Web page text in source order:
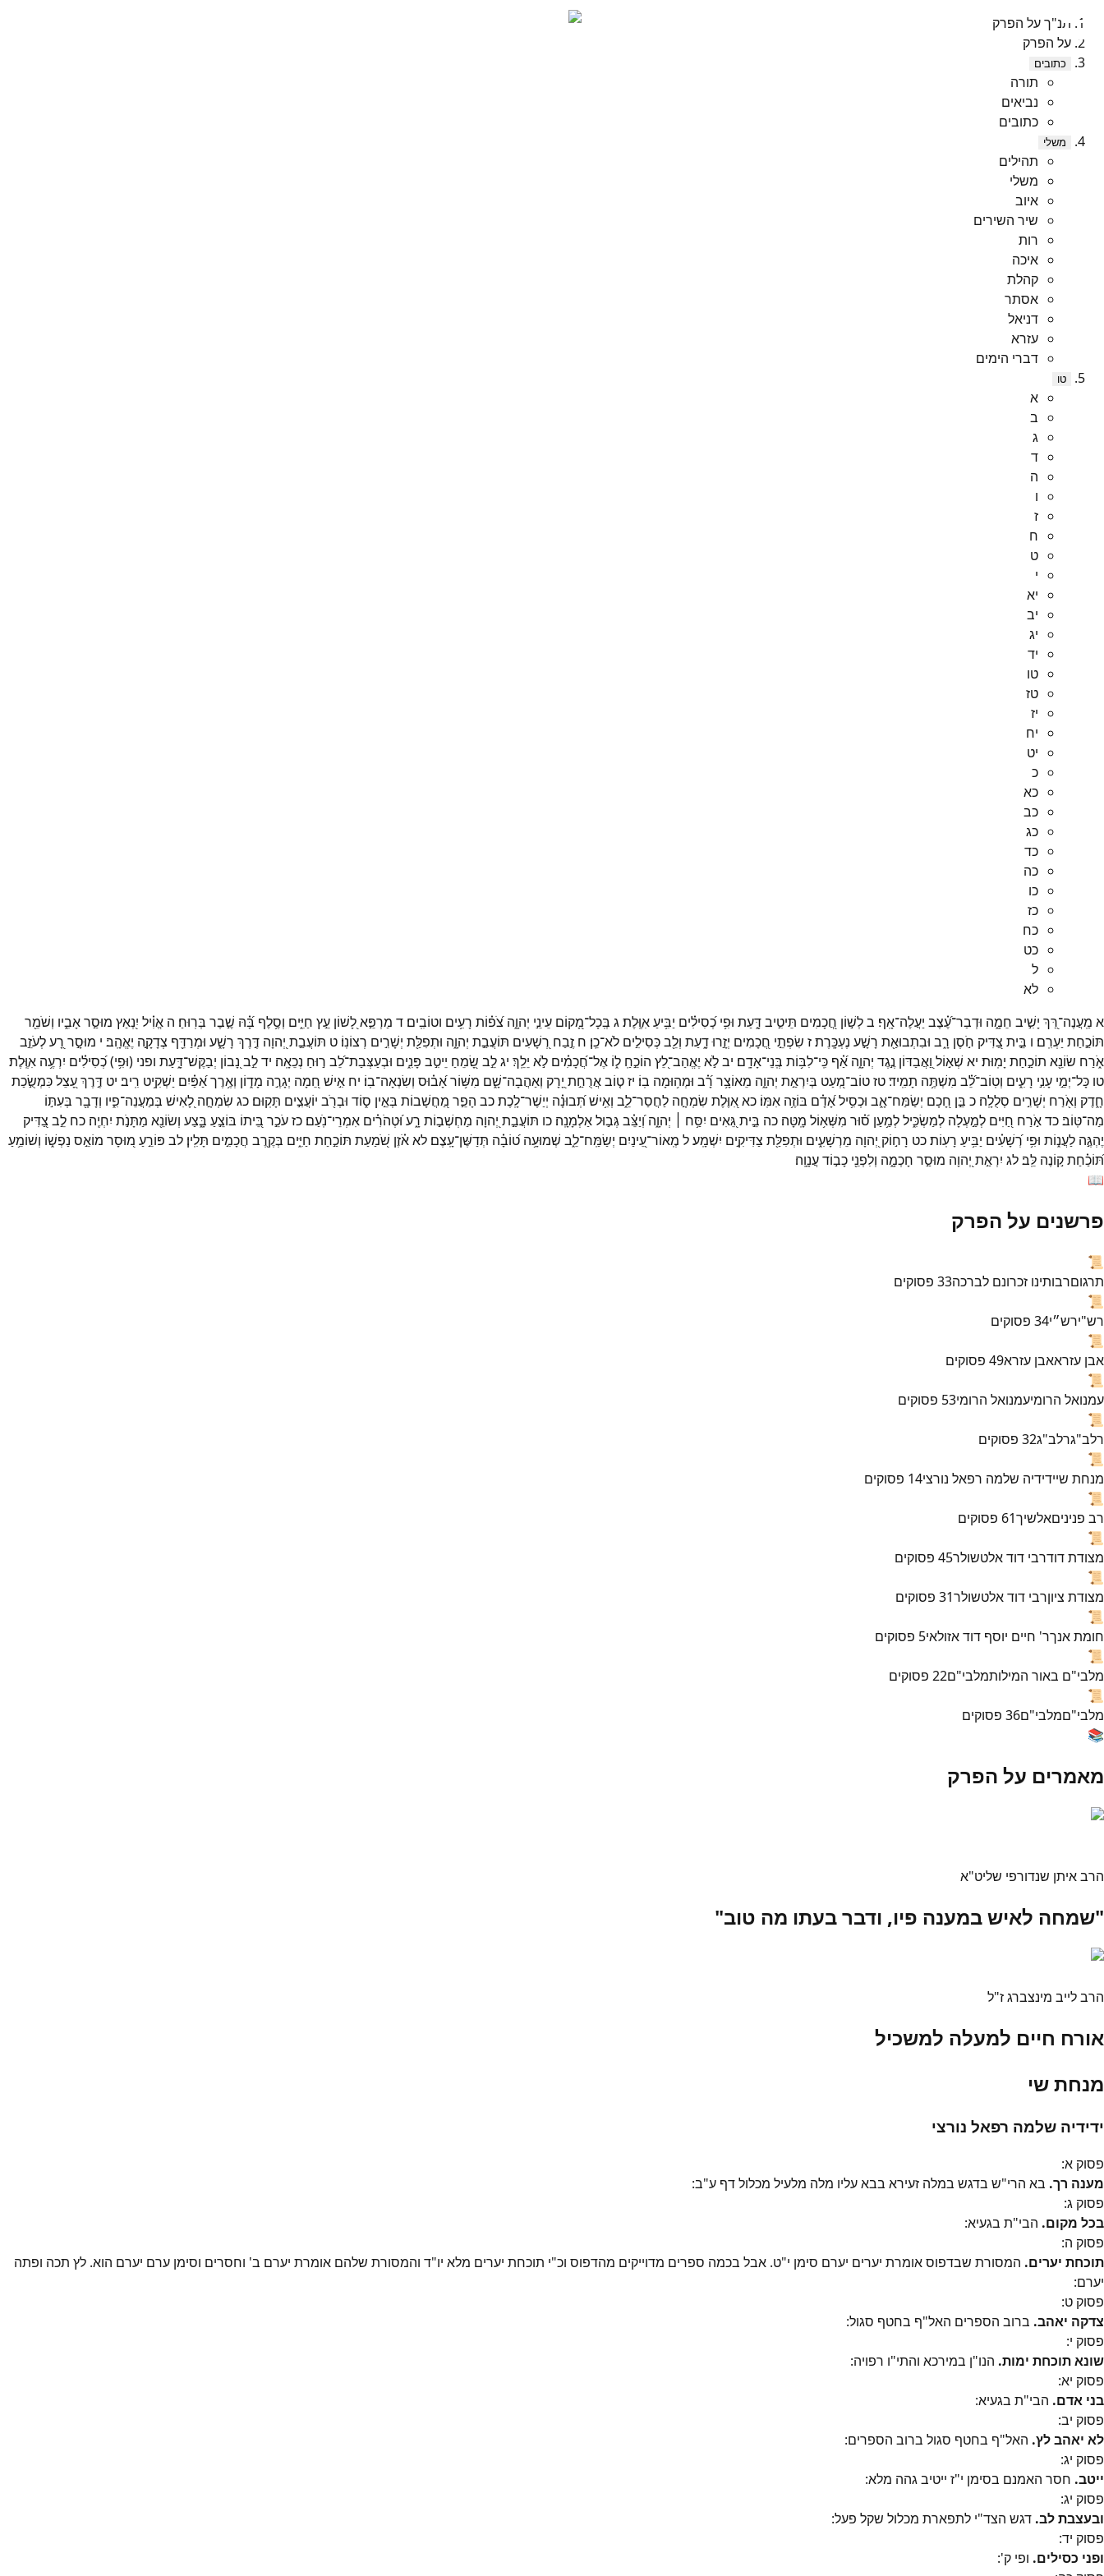
תנ"ך על הפרק
על הפרק
כתובים
תורה
נביאים
כתובים
משלי
תהילים
משלי
איוב
שיר השירים
רות
איכה
קהלת
אסתר
דניאל
עזרא
דברי הימים
טו
א
ב
ג
ד
ה
ו
ז
ח
ט
י
יא
יב
יג
יד
טו
טז
יז
יח
יט
כ
כא
כב
כג
כד
כה
כו
כז
כח
כט
ל
לא
א מַֽעֲנֶה־רַּ֭ךְ יָשִׁ֣יב חֵמָ֑ה וּדְבַר־עֶ֝֗צֶב יַעֲלֶה־אָֽף׃ בלְשׁ֣וֹן חֲ֭כָמִים תֵּיטִ֣יבדָּ֑עַת וּפִ֥י כְ֝סִילִ֗ים יַבִּ֥יעַאִוֶּֽלֶת׃ג בְּֽכָל־מָ֭קוֹם עֵינֵ֣י יְהוָ֑ה צֹ֝פ֗וֹת רָעִ֥ים וטוֹבִֽים׃ ד מַרְפֵּ֣אלָ֭שׁוֹן עֵ֣ץ חַיִּ֑ים וְסֶ֥לֶף בָּ֝֗הּ שֶׁ֣בֶר בְּרֽוּחַ׃ ה אֱוִ֗יל יִ֭נְאַץ מוּסַ֣ראָבִ֑יו וְשֹׁמֵ֖ר
תּוֹכַ֣חַת יַעְרִֽם׃ ו בֵּ֣ית צַ֭דִּיק חֹ֣סֶן רָ֑ב וּבִתְבוּאַ֖ת רָשָׁ֣ע נֶעְכָּֽרֶת׃ז שִׂפְתֵ֣י חֲ֭כָמִים יְזָ֣רוּדָ֑עַת וְלֵ֖בכְּסִילִ֣ים לֹא־כֵֽן׃ ח זֶ֣בַח רְ֭שָׁעִים תּוֹעֲבַ֣ת יְהוָ֑ה וּתְפִלַּ֖ת יְשָׁרִ֣ים רְצוֹנֽוֹ׃ ט תּוֹעֲבַ֣ת יְ֭הוָה דֶּ֣רֶךְ רָשָׁ֑ע וּמְרַדֵּ֖ף צְדָקָ֣ה יֶאֱהָֽב׃ י מוּסָ֣ר רָ֭עלְעֹזֵ֣ב
אֹ֑רַח שׂוֹנֵ֖א תוֹכַ֣חַת יָמֽוּת׃ יא שְׁא֣וֹל וַ֭אֲבַדּוֹן נֶ֣גֶד יְהוָ֑ה אַ֝֗ף כִּֽי־לִבּ֥וֹת בְּֽנֵי־אָדָֽם׃ יבלֹ֣א יֶאֱהַב־לֵ֭ץ הוֹכֵ֣חַֽ ל֑וֹ אֶל־חֲ֝כָמִ֗ים לֹ֣א יֵלֵֽךְ׃ יגלֵ֣ב שָׂ֭מֵחַ יֵיטִ֣ב פָּנִ֑ים וּבְעַצְּבַת־לֵ֝ב ר֣וּחַ נְכֵאָֽה׃ ידלֵ֣ב נָ֭בוֹן יְבַקֶּשׁ־דָּ֑עַת ופני (וּפִ֥י)כְ֝סִילִ֗ים יִרְעֶ֥ה אִוֶּֽלֶת׃
טו כָּל־יְמֵ֣י עָנִ֣י רָעִ֑ים וְטֽוֹב־לֵ֝֗ב מִשְׁתֶּ֥ה תָמִֽיד׃טזטוֹב־מְ֭עַט בְּיִרְאַ֣ת יְהוָ֑ה מֵאוֹצָ֥ררָ֝֗ב וּמְה֥וּמָה בֽוֹ׃ יזט֤וֹבאֲרֻחַ֣ת יָ֭רָק וְאַהֲבָה־שָׁ֑ם מִשּׁ֥וֹראָ֝ב֗וּס וְשִׂנְאָה־בֽוֹ׃ יח אִ֣ישׁ חֵ֭מָה יְגָרֶ֣ה מָד֑וֹן וְאֶ֥רֶךאַ֝פַּ֗יִם יַשְׁקִ֥יט רִֽיב׃ יט דֶּ֣רֶךְעָ֭צֵלכִּמְשֻׂ֣כַת
חָ֑דֶק וְאֹ֖רַח יְשָׁרִ֣ים סְלֻלָֽה׃ כ בֵּ֣ן חָ֭כָם יְשַׂמַּח־אָ֑ב וּכְסִ֥ילאָ֝דָ֗ם בּוֹזֶ֥ה אִמּֽוֹ׃ כאאִ֭וֶּלֶת שִׂמְחָ֣ה לַחֲסַר־לֵ֑ב וְאִ֥ישׁתְּ֝בוּנָ֗ה יְיַשֶׁר־לָֽכֶת׃כב הָפֵ֣ר מַ֭חֲשָׁבוֹת בְּאֵ֣ין ס֑וֹד וּבְרֹ֖ב יוֹעֲצִ֣ים תָּקֽוּם׃ כג שִׂמְחָ֣ה לָ֭אִישׁ בְּמַעֲנֵה־פִ֑יו וְדָבָ֖ר בְּעִתּ֣וֹ
מַה־טּֽוֹב׃כדאֹ֣רַח חַ֭יִּים לְמַ֣עְלָה לְמַשְׂכִּ֑יללְמַ֥עַן ס֝֗וּר מִשְּׁא֥וֹל מָֽטָּה׃ כה בֵּ֣יתגֵּ֭אִים יִסַּ֥ח ׀ יְהוָ֑ה וְ֝יַצֵּ֗בגְּב֣וּלאַלְמָנָֽה׃ כו תּוֹעֲבַ֣ת יְ֭הוָה מַחְשְׁב֣וֹת רָ֑עוּ֝טְהֹרִ֗ים אִמְרֵי־נֹֽעַם׃ כזעֹכֵ֣ר בֵּ֭יתוֹ בּוֹצֵ֣עַ בָּ֑צַע וְשׂוֹנֵ֖א מַתָּנֹ֣ת יִחְיֶֽה׃ כח לֵ֣ב צַ֭דִּיק
יֶהְגֶּ֣ה לַעֲנ֑וֹת וּפִ֥י רְ֝שָׁעִ֗ים יַבִּ֥יעַ רָעֽוֹת׃כט רָח֣וֹק יְ֭הוָה מֵרְשָׁעִ֑ים וּתְפִלַּ֖ת צַדִּיקִ֣ים יִשְׁמָֽע׃ל מְֽאוֹר־עֵ֭ינַיִם יְשַׂמַּֽח־לֵ֑ב שְׁמוּעָ֥ה ט֝וֹבָ֗ה תְּדַשֶּׁן־עָֽצֶם׃ לאאֹ֗זֶן שֹׁ֭מַעַת תּוֹכַ֣חַת חַיִּ֑ים בְּקֶ֖רֶב חֲכָמִ֣ים תָּלִֽין׃ לב פּוֹרֵ֣עַ מ֭וּסָר מוֹאֵ֣ס נַפְשׁ֑וֹ וְשׁוֹמֵ֥עַ
תּ֝וֹכַ֗חַתק֣וֹנֶה לֵּֽב׃לג יִרְאַ֣ת יְ֭הוָה מוּסַ֣ר חָכְמָ֑ה וְלִפְנֵ֖י כָב֣וֹדעֲנָוָֽה׃
📖
פרשנים על הפרק
📜
תרגוםרבותינו זכרונם לברכה33 פסוקים
📜
רש"ירש״י34 פסוקים
📜
אבן עזראאבן עזרא49 פסוקים
📜
עמנואל הרומיעמנואל הרומי53 פסוקים
📜
רלב"גרלב"ג32 פסוקים
📜
מנחת שיידידיה שלמה רפאל נורצי14 פסוקים
📜
רב פניניםאלשיך61 פסוקים
📜
מצודת דודרבי דוד אלטשולר45 פסוקים
📜
מצודת ציוןרבי דוד אלטשולר31 פסוקים
📜
חומת אנךר' חיים יוסף דוד אזולאי5 פסוקים
📜
מלבי"ם באור המילותמלבי"ם22 פסוקים
📜
מלבי"םמלבי"ם36 פסוקים
📚
מאמרים על הפרק
הרב איתן שנדורפי שליט"א
"שמחה לאיש במענה פיו, ודבר בעתו מה טוב"
הרב לייב מינצברג ז"ל
אורח חיים למעלה למשכיל
מנחת שי
ידידיה שלמה רפאל נורצי
פסוק א:
מענה רך. בא הרי"ש בדגש במלה זעירא בבא עליו מלה מלעיל מכלול דף ע"ב:
פסוק ג:
בכל מקום. הבי"ת בגעיא:
פסוק ה:
תוכחת יערים. המסורת שבדפוס אומרת יערים יערם סימן י"ט. אבל בכמה ספרים מדוייקים מהדפוס וכ"י תוכחת יערים מלא יו"ד והמסורת שלהם אומרת יערם ב' וחסרים וסימן ערם יערם הוא. לץ תכה ופתה
יערם:
פסוק ט:
צדקה יאהב. ברוב הספרים האל"ף בחטף סגול:
פסוק י:
שונא תוכחת ימות. הנו"ן במירכא והתי"ו רפויה:
פסוק יא:
בני אדם. הבי"ת בגעיא:
פסוק יב:
לא יאהב לץ. האל"ף בחטף סגול ברוב הספרים:
פסוק יג:
ייטב. חסר האמנם בסימן י"ז ייטיב גהה מלא:
פסוק יג:
ובעצבת לב. דגש הצד"י לתפארת מכלול שקל פעל:
פסוק יד:
ופני כסילים. ופי ק':